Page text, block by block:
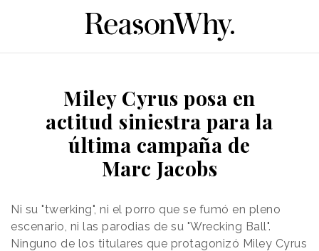
Miley Cyrus posa en
actitud siniestra para la
última campaña de
Marc Jacobs
Ni su "twerking", ni el porro que se fumó en pleno
escenario, ni las parodias de su "Wrecking Ball".
Ninguno de los titulares que protagonizó Miley Cyrus